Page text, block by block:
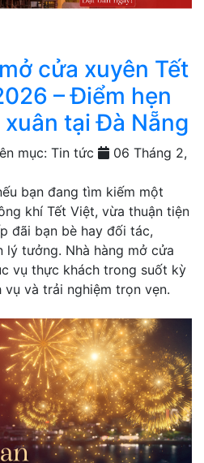
cửa xuyên Tết
– Điểm hẹn
tại Đà Nẵng
mục: Tin tức
06 Tháng 2,
bạn đang tìm kiếm một
khí Tết Việt, vừa thuận tiện
đãi bạn bè hay đối tác,
lý tưởng. Nhà hàng mở cửa
vụ thực khách trong suốt kỳ
và trải nghiệm trọn vẹn.